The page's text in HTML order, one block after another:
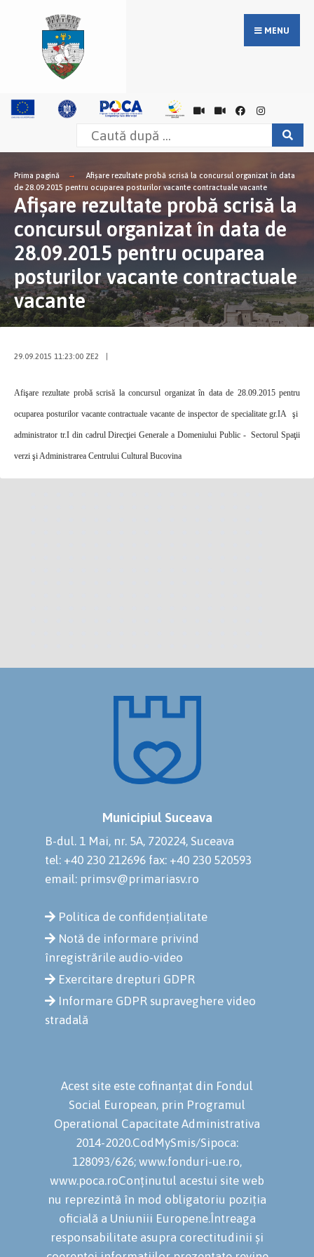
MENU
Prima pagină
Afişare rezultate probă scrisă la concursul organizat în data
de 28.09.2015 pentru ocuparea posturilor vacante contractuale vacante
Afişare rezultate probă scrisă la
concursul organizat în data de
28.09.2015 pentru ocuparea
posturilor vacante contractuale
vacante
29.09.2015 11:23:00 ZE2
Afişare rezultate probă scrisă la concursul organizatîn data de 28.09.2015 pentru
ocuparea posturilor vacante contractuale vacante de inspector de specialitate gr.IA şi
administrator tr.I din cadrul Direcţiei Generale a Domeniului Public - Sectorul Spaţii
verzi şi Administrarea Centrului Cultural Bucovina
Municipiul Suceava
B-dul. 1 Mai, nr. 5A, 720224, Suceava
tel: +40 230 212696 fax: +40 230 520593
email: primsv@primariasv.ro
Politica de confidențialitate
Notă de informare privind
înregistrările audio-video
Exercitare drepturi GDPR
Informare GDPR supraveghere video
stradală
Acest site este cofinanțat din Fondul
Social European, prin Programul
Operational Capacitate Administrativa
2014-2020.CodMySmis/Sipoca:
128093/626; www.fonduri-ue.ro,
www.poca.roConținutul acestui site web
nu reprezintă în mod obligatoriu poziția
oficială a Uniuniii Europene.Întreaga
responsabilitate asupra corectitudinii și